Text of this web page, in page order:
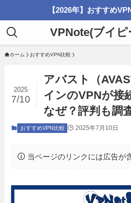
【2026年】おすすめ
VPNote(ブイピ
ホーム おすすめVPN比較
アバスト（
インのVPNが接
なぜ？評判も調
2025
7/10
おすすめVPN比較 2025年7月10日
当ページのリンクには広告が